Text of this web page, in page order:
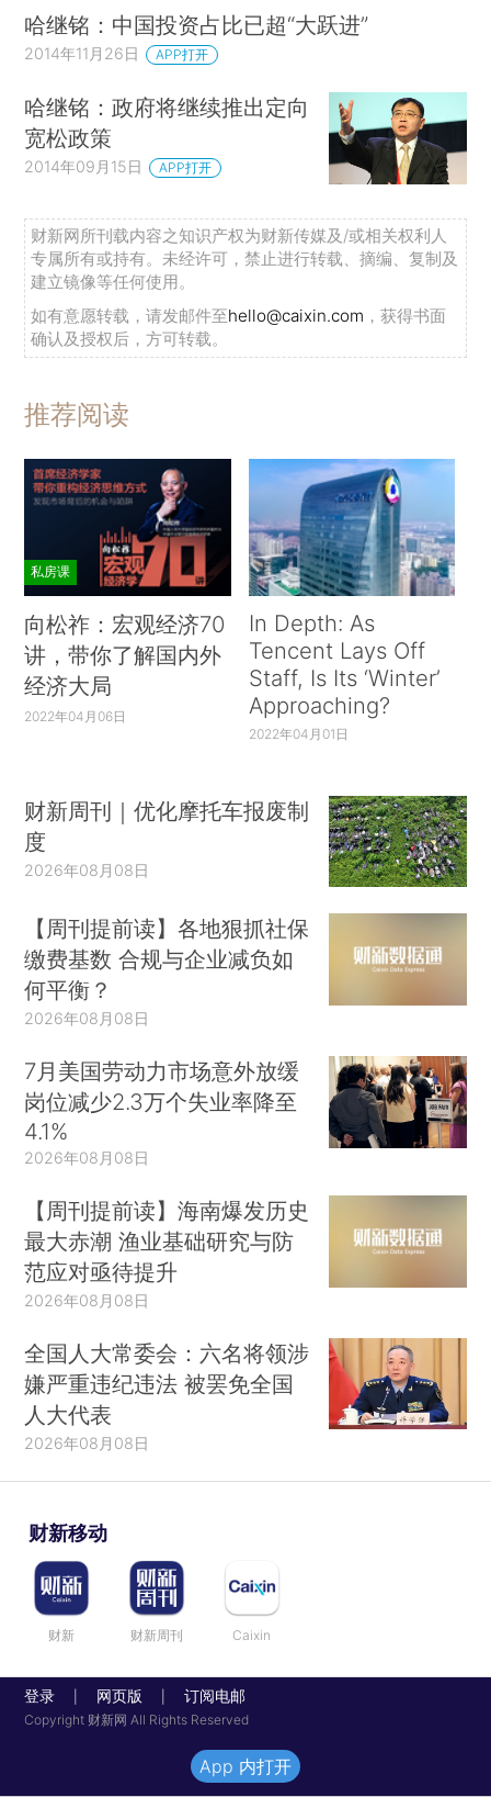
哈继铭：中国投资占比已超“大跃进”
2014年11月26日 APP打开
哈继铭：政府将继续推出定向
宽松政策
2014年09月15日 APP打开
财新网所刊载内容之知识产权为财新传媒及/或相关权利人
专属所有或持有。未经许可，禁止进行转载、摘编、复制及
建立镜像等任何使用。
如有意愿转载，请发邮件至hello@caixin.com ，获得书面
确认及授权后，方可转载。
推荐阅读
私房课
向松祚：宏观经济70
讲，带你了解国内外
经济大局
2022年04月06日
In Depth: As
Tencent Lays Off
Staff, Is Its ‘Winter’
Approaching?
2022年04月01日
财新周刊｜优化摩托车报废制
度
2026年08月08日
【周刊提前读】各地狠抓社保
缴费基数 合规与企业减负如
何平衡？
2026年08月08日
7月美国劳动力市场意外放缓
岗位减少2.3万个失业率降至
4.1%
2026年08月08日
【周刊提前读】海南爆发历史
最大赤潮 渔业基础研究与防
范应对亟待提升
2026年08月08日
全国人大常委会：六名将领涉
嫌严重违纪违法 被罢免全国
人大代表
2026年08月08日
财新移动
财新 财新周刊 Caixin
登录 网页版 订阅电邮
Copyright 财新网 All Rights Reserved
App 内打开